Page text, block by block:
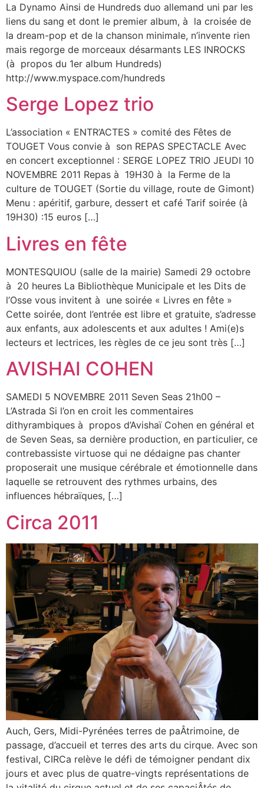
La Dynamo Ainsi de Hundreds duo allemand uni par les
liens du sang et dont le premier album, à la croisée de
la dream-pop et de la chanson minimale, n’invente rien
mais regorge de morceaux désarmants LES INROCKS
(à propos du 1er album Hundreds)
http://www.myspace.com/hundreds
Serge Lopez trio
L’association « ENTR’ACTES » comité des Fêtes de
TOUGET Vous convie à son REPAS SPECTACLE Avec
en concert exceptionnel : SERGE LOPEZ TRIO JEUDI 10
NOVEMBRE 2011 Repas à 19H30 à la Ferme de la
culture de TOUGET (Sortie du village, route de Gimont)
Menu : apéritif, garbure, dessert et café Tarif soirée (à
19H30) :15 euros […]
Livres en fête
MONTESQUIOU (salle de la mairie) Samedi 29 octobre
à 20 heures La Bibliothèque Municipale et les Dits de
l’Osse vous invitent à une soirée « Livres en fête »
Cette soirée, dont l’entrée est libre et gratuite, s’adresse
aux enfants, aux adolescents et aux adultes ! Ami(e)s
lecteurs et lectrices, les règles de ce jeu sont très […]
AVISHAI COHEN
SAMEDI 5 NOVEMBRE 2011 Seven Seas 21h00 –
L’Astrada Si l’on en croit les commentaires
dithyrambiques à propos d’Avishaï Cohen en général et
de Seven Seas, sa dernière production, en particulier, ce
contrebassiste virtuose qui ne dédaigne pas chanter
proposerait une musique cérébrale et émotionnelle dans
laquelle se retrouvent des rythmes urbains, des
influences hébraïques, […]
Circa 2011
Auch, Gers, Midi-Pyrénées terres de paÂ­trimoine, de
passage, d’accueil et terres des arts du cirque. Avec son
festival, CIRCa relève le défi de témoigner pendant dix
jours et avec plus de quatre-vingts représentations de